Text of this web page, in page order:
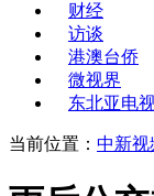
财经
访谈
港澳台侨
微视界
东北亚电
当前位置： 中新视